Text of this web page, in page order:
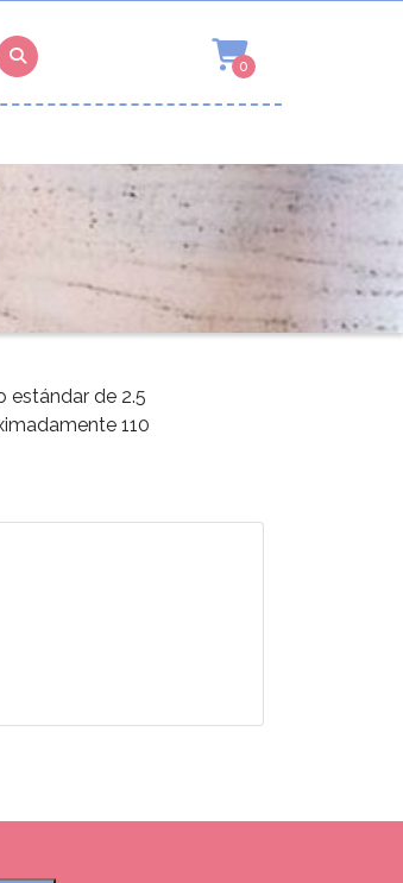
0
estándar de 2.5
110